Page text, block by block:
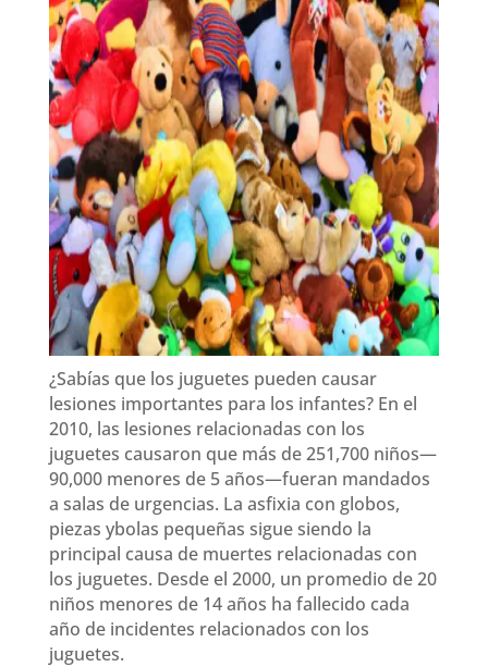
¿Sabías que los juguetes pueden causar
lesiones importantes para los infantes? En el
2010, las lesiones relacionadas con los
juguetes causaron que más de 251,700 niños—
90,000 menores de 5 años—fueran mandados
a salas de urgencias. La asfixia con globos,
piezas ybolas pequeñas sigue siendo la
principal causa de muertes relacionadas con
los juguetes. Desde el 2000, un promedio de 20
niños menores de 14 años ha fallecido cada
año de incidentes relacionados con los
juguetes.